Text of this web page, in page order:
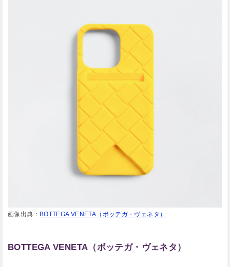
画像出典： BOTTEGA VENETA（ボッテガ・ヴェネタ）
BOTTEGA VENETA（ボッテガ・ヴェネタ）